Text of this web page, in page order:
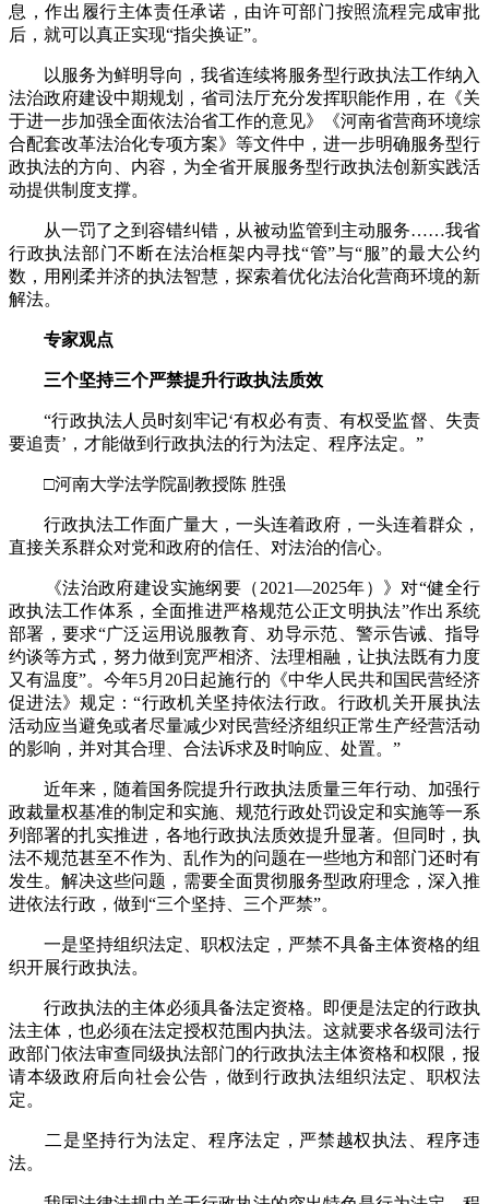
息，作出履行主体责任承诺，由许可部门按照流程完成审批
后，就可以真正实现“指尖换证”。
以服务为鲜明导向，我省连续将服务型行政执法工作纳入
法治政府建设中期规划，省司法厅充分发挥职能作用，在《关
于进一步加强全面依法治省工作的意见》《河南省营商环境综
合配套改革法治化专项方案》等文件中，进一步明确服务型行
政执法的方向、内容，为全省开展服务型行政执法创新实践活
动提供制度支撑。
从一罚了之到容错纠错，从被动监管到主动服务……我省
行政执法部门不断在法治框架内寻找“管”与“服”的最大公约
数，用刚柔并济的执法智慧，探索着优化法治化营商环境的新
解法。
专家观点
三个坚持三个严禁提升行政执法质效
“行政执法人员时刻牢记‘有权必有责、有权受监督、失责
要追责’，才能做到行政执法的行为法定、程序法定。”
□河南大学法学院副教授陈 胜强
行政执法工作面广量大，一头连着政府，一头连着群众，
直接关系群众对党和政府的信任、对法治的信心。
《法治政府建设实施纲要（2021—2025年）》对“健全行
政执法工作体系，全面推进严格规范公正文明执法”作出系统
部署，要求“广泛运用说服教育、劝导示范、警示告诫、指导
约谈等方式，努力做到宽严相济、法理相融，让执法既有力度
又有温度”。今年5月20日起施行的《中华人民共和国民营经济
促进法》规定：“行政机关坚持依法行政。行政机关开展执法
活动应当避免或者尽量减少对民营经济组织正常生产经营活动
的影响，并对其合理、合法诉求及时响应、处置。”
近年来，随着国务院提升行政执法质量三年行动、加强行
政裁量权基准的制定和实施、规范行政处罚设定和实施等一系
列部署的扎实推进，各地行政执法质效提升显著。但同时，执
法不规范甚至不作为、乱作为的问题在一些地方和部门还时有
发生。解决这些问题，需要全面贯彻服务型政府理念，深入推
进依法行政，做到“三个坚持、三个严禁”。
一是坚持组织法定、职权法定，严禁不具备主体资格的组
织开展行政执法。
行政执法的主体必须具备法定资格。即便是法定的行政执
法主体，也必须在法定授权范围内执法。这就要求各级司法行
政部门依法审查同级执法部门的行政执法主体资格和权限，报
请本级政府后向社会公告，做到行政执法组织法定、职权法
定。
二是坚持行为法定、程序法定，严禁越权执法、程序违
法。